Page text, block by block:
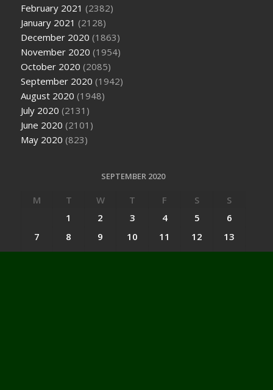
February 2021 (2382)
January 2021 (2128)
December 2020 (1863)
November 2020 (1954)
October 2020 (2085)
September 2020 (1942)
August 2020 (1948)
July 2020 (2131)
June 2020 (2101)
May 2020 (823)
SEPTEMBER 2020
M T W T F S
S
1
2 3 4 5
6
7
8 9 10 11 12
13
14
15 16 17 18 19
20